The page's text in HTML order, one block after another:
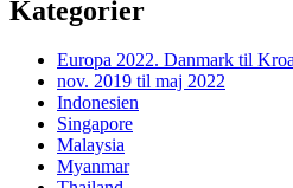
Kategorier
Europa 2022. Danmark til
nov. 2019 til maj 2022
Indonesien
Singapore
Malaysia
Myanmar